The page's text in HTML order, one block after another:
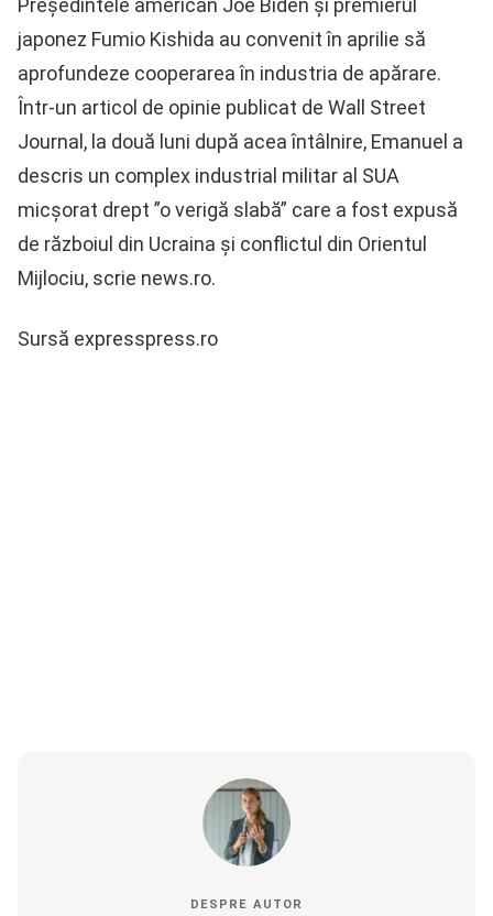
Preşedintele american Joe Biden şi premierul
japonez Fumio Kishida au convenit în aprilie să
aprofundeze cooperarea în industria de apărare.
Într-un articol de opinie publicat de Wall Street
Journal, la două luni după acea întâlnire, Emanuel a
descris un complex industrial militar al SUA
micşorat drept ”o verigă slabă” care a fost expusă
de războiul din Ucraina şi conflictul din Orientul
Mijlociu, scrie news.ro.
Sursă expresspress.ro
DESPRE AUTOR